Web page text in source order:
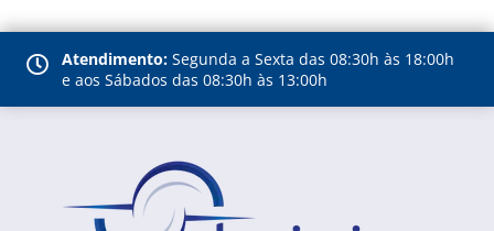
 Atendimento: Segunda a Sexta das 08:30h às 18:00h
e aos Sábados das 08:30h às 13:00h